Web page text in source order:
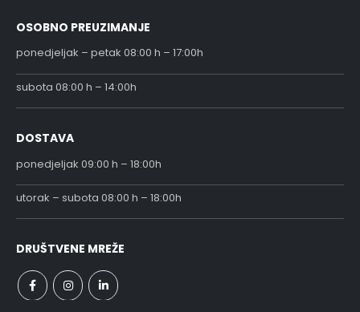
OSOBNO PREUZIMANJE
ponedjeljak – petak 08:00 h – 17:00h
subota 08:00 h – 14:00h
DOSTAVA
ponedjeljak 09:00 h – 18:00h
utorak – subota 08:00 h – 18:00h
DRUŠTVENE MREŽE